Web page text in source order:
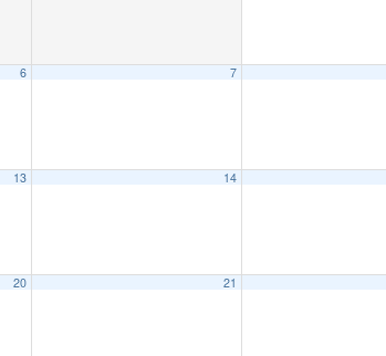
6 7
13 14
20 21